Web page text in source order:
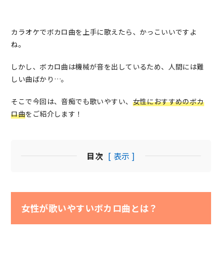
カラオケでボカロ曲を上手に歌えたら、かっこいいですよ
ね。
しかし、ボカロ曲は機械が音を出しているため、人間には難
しい曲ばかり…。
そこで今回は、音痴でも歌いやすい、 女性におすすめのボカ
ロ曲をご紹介します！
目次 [ 表示 ]
女性が歌いやすいボカロ曲とは？